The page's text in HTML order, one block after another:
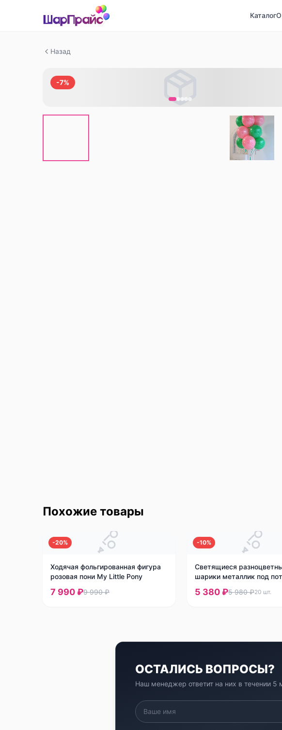
КаталогО
Назад
-7%
Похожие товары
-20%
Ходячая фольгированная фигура
розовая пони My Little Pony
7 990 ₽9 990 ₽
-10%
Светящиеся
шарики металлик под
5 380 ₽5 980 ₽20 шт.
ОСТАЛИСЬ ВОПРОСЫ?
Наш менеджер ответит на них в течении 5